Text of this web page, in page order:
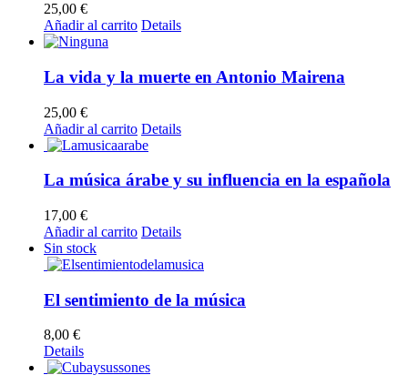
25,00 €
Añadir al carrito Details
La vida y la muerte en Antonio Mairena
25,00 €
Añadir al carrito Details
La música árabe y su influencia en la española
17,00 €
Añadir al carrito Details
Sin stock
El sentimiento de la música
8,00 €
Details